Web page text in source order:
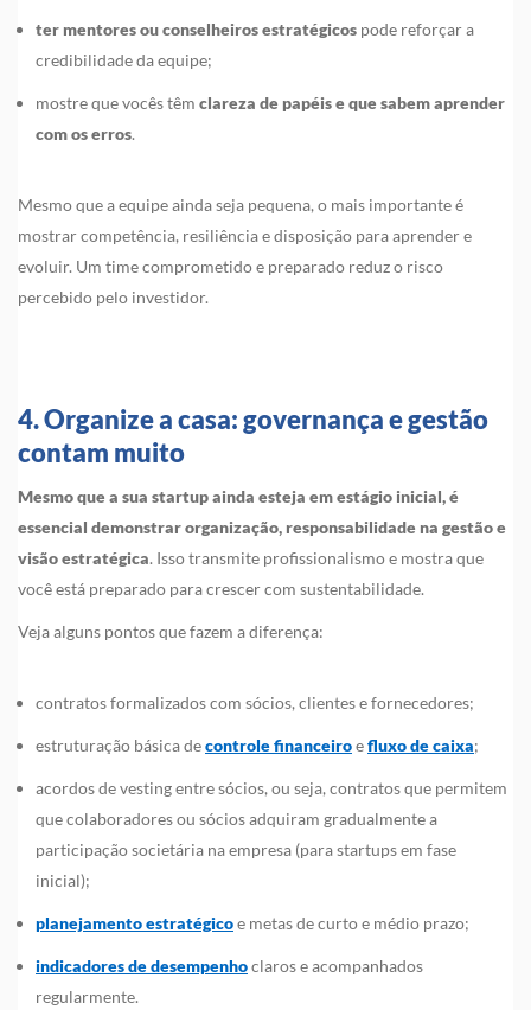
ter mentores ou conselheiros estratégicos pode reforçar a
credibilidade da equipe;
mostre que vocês têm clareza de papéis e que sabem aprender
com os erros.
Mesmo que a equipe ainda seja pequena, o mais importante é
mostrar competência, resiliência e disposição para aprender e
evoluir. Um time comprometido e preparado reduz o risco
percebido pelo investidor.
4. Organize a casa: governança e gestão
contam muito
Mesmo que a sua startup ainda esteja em estágio inicial, é
essencial demonstrar organização, responsabilidade na gestão e
visão estratégica. Isso transmite profissionalismo e mostra que
você está preparado para crescer com sustentabilidade.
Veja alguns pontos que fazem a diferença:
contratos formalizados com sócios, clientes e fornecedores;
estruturação básica decontrole financeiroefluxo de caixa;
acordos de vesting entre sócios, ou seja, contratos que permitem
que colaboradores ou sócios adquiram gradualmente a
participação societária na empresa (para startups em fase
inicial);
planejamento estratégicoe metas de curto e médio prazo;
indicadores de desempenhoclaros e acompanhados
regularmente.